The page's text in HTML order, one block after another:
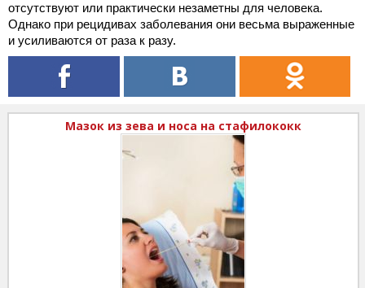
отсутствуют или практически незаметны для человека.
Однако при рецидивах заболевания они весьма выраженные
и усиливаются от раза к разу.
Мазок из зева и носа на стафилококк